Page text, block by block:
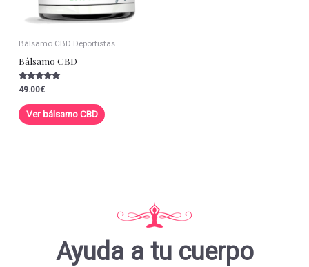
Bálsamo CBD Deportistas
Bálsamo CBD
Valorado con
5.00
de 5
49.00€
Ver bálsamo CBD
Ayuda a tu cuerpo